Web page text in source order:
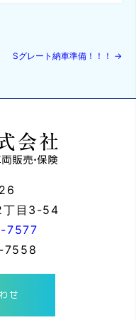
Sグレート納車準備！！！ →
丁目3-54
7577
7558
せ